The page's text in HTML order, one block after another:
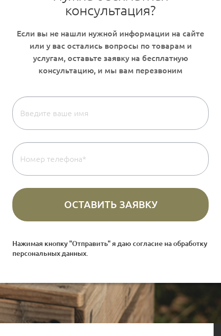
консультация?
Нажимая кнопку "Отправить" я даю согласие наобработку
персональных данных